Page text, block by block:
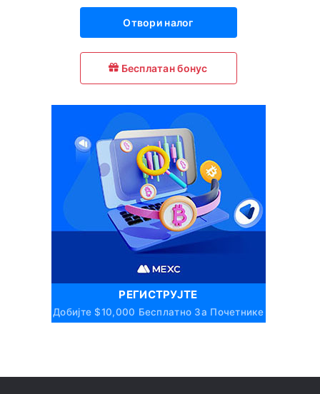
Отвори налог
Бесплатан бонус
РЕГИСТРУЈТЕ
Добијте $10,000 Бесплатно За Почетнике